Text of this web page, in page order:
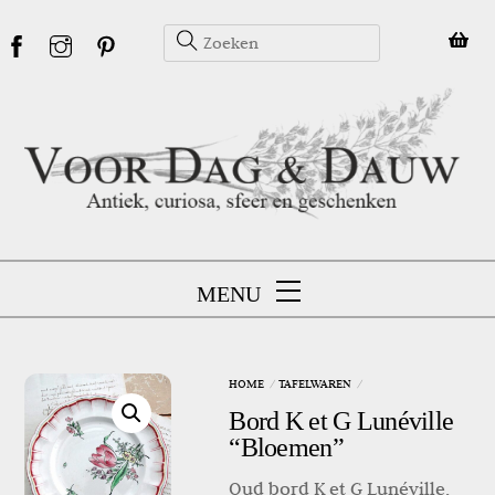
to
MENU
HOME TAFELWAREN
Bord K et G Lunéville
“Bloemen”
Oud bord K et G Lunéville,